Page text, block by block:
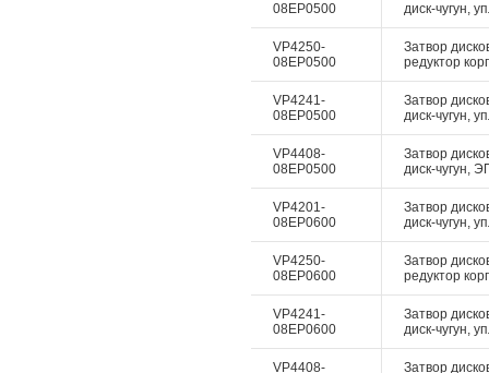
08EP0500
диск-чугун,
VP4250-
08EP0500
Затвор
редуктор
VP4241-
08EP0500
Затвор
диск-чугун,
VP4408-
08EP0500
Затвор
диск-чугун,
VP4201-
08EP0600
Затвор
диск-чугун,
VP4250-
08EP0600
Затвор
редуктор
VP4241-
08EP0600
Затвор
диск-чугун,
VP4408- Затвор